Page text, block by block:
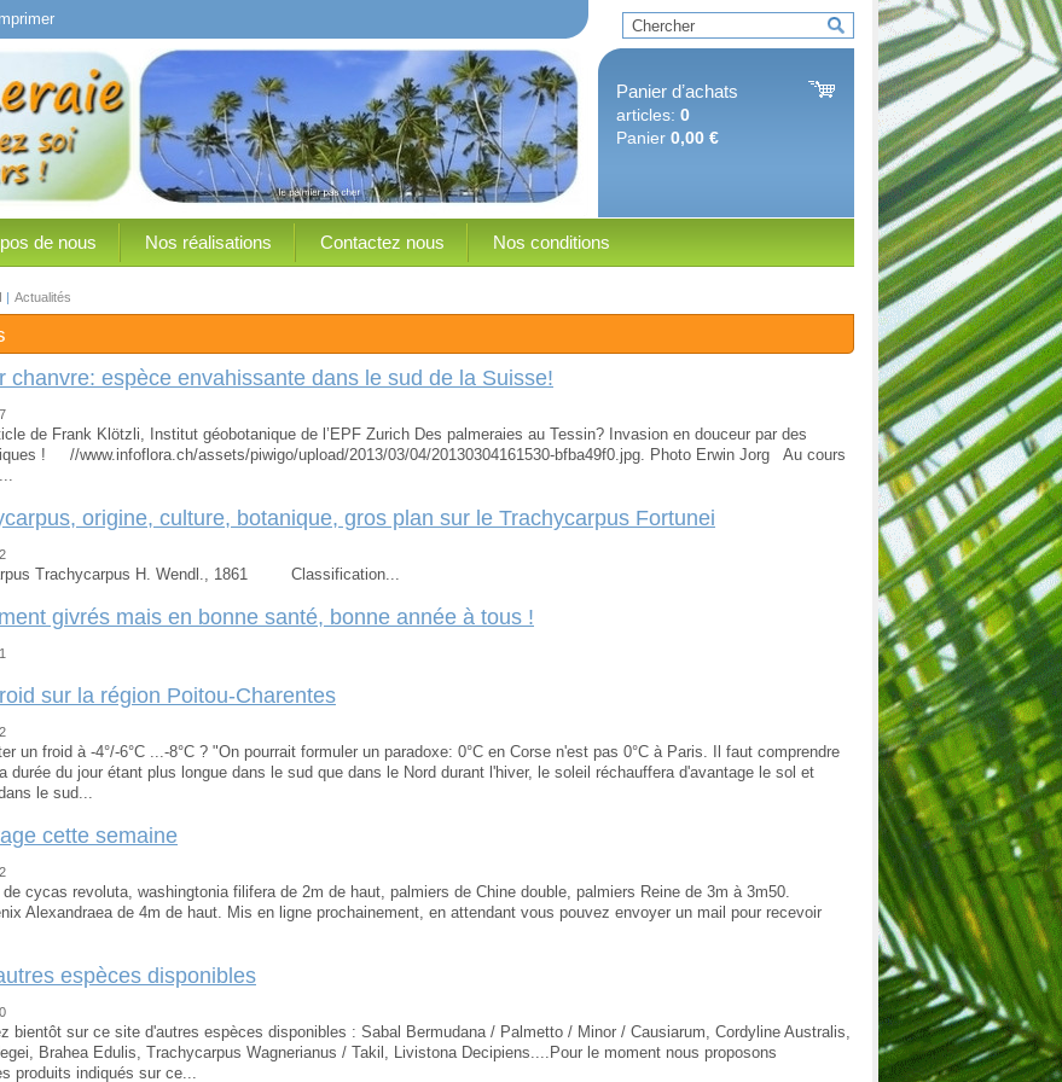
Imprimer
Panier dʼachats
articles: 0
Panier 0,00 €
de nous Nos réalisations Contactez nous Nos conditions
| Actualités
chanvre: espèce envahissante dans le sud de la Suisse!
de Frank Klötzli, Institut géobotanique de l’EPF Zurich Des palmeraies au Tessin? Invasion en douceur par des
! //www.infoflora.ch/assets/piwigo/upload/2013/03/04/20130304161530-bfba49f0.jpg. Photo Erwin Jorg Au cours
origine, culture, botanique, gros plan sur le Trachycarpus Fortunei
Trachycarpus H. Wendl., 1861 Classification...
givrés mais en bonne santé, bonne année à tous !
sur la région Poitou-Charentes
un froid à -4°/-6°C ...-8°C ? "On pourrait formuler un paradoxe: 0°C en Corse n'est pas 0°C à Paris. Il faut comprendre
durée du jour étant plus longue dans le sud que dans le Nord durant l'hiver, le soleil réchauffera d'avantage le sol et
le sud...
cette semaine
cycas revoluta, washingtonia filifera de 2m de haut, palmiers de Chine double, palmiers Reine de 3m à 3m50.
Alexandraea de 4m de haut. Mis en ligne prochainement, en attendant vous pouvez envoyer un mail pour recevoir
espèces disponibles
bientôt sur ce site d'autres espèces disponibles : Sabal Bermudana / Palmetto / Minor / Causiarum, Cordyline Australis,
Brahea Edulis, Trachycarpus Wagnerianus / Takil, Livistona Decipiens....Pour le moment nous proposons
produits indiqués sur ce...